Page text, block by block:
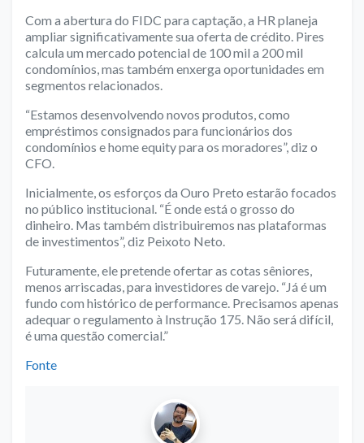
Com a abertura do FIDC para captação, a HR planeja
ampliar significativamente sua oferta de crédito. Pires
calcula um mercado potencial de 100 mil a 200 mil
condomínios, mas também enxerga oportunidades em
segmentos relacionados.
“Estamos desenvolvendo novos produtos, como
empréstimos consignados para funcionários dos
condomínios e home equity para os moradores”, diz o
CFO.
Inicialmente, os esforços da Ouro Preto estarão focados
no público institucional. “É onde está o grosso do
dinheiro. Mas também distribuiremos nas plataformas
de investimentos”, diz Peixoto Neto.
Futuramente, ele pretende ofertar as cotas sêniores,
menos arriscadas, para investidores de varejo. “Já é um
fundo com histórico de performance. Precisamos apenas
adequar o regulamento à Instrução 175. Não será difícil,
é uma questão comercial.”
Fonte